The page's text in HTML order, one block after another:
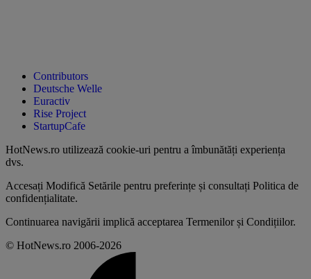
Contributors
Deutsche Welle
Euractiv
Rise Project
StartupCafe
HotNews.ro utilizează cookie-uri pentru a îmbunătăți experiența
dvs.
Accesați Modifică Setările pentru preferințe și consultați Politica de
confidențialitate.
Continuarea navigării implică acceptarea Termenilor și Condițiilor.
© HotNews.ro 2006-2026